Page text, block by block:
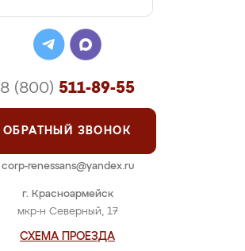
г. Красноармейск
мкр-н Северный, 17
СХЕМА ПРОЕЗДА
8 (800) 511-89-55
ОБРАТНЫЙ ЗВОНОК
corp-renessans@yandex.ru